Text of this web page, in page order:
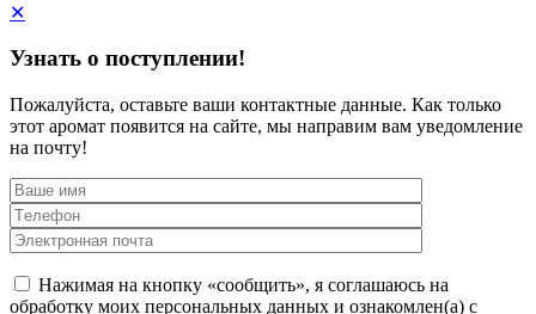
✕
Узнать о поступлении!
Пожалуйста, оставьте ваши контактные данные. Как только
этот аромат появится на сайте, мы направим вам уведомление
на почту!
Нажимая на кнопку «сообщить», я соглашаюсь на
обработку моих персональных данных и ознакомлен(а) с